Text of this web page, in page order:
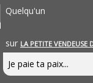
Quelqu'un
sur LA PETITE VENDEUSE
Je paie ta paix...